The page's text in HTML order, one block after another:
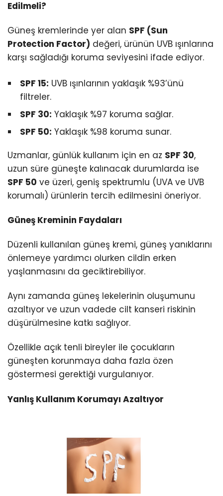
Edilmeli?
Güneş kremlerinde yer alan SPF (Sun
Protection Factor) değeri, ürünün UVB ışınlarına
karşı sağladığı koruma seviyesini ifade ediyor.
SPF 15: UVB ışınlarının yaklaşık %93’ünü
filtreler.
SPF 30: Yaklaşık %97 koruma sağlar.
SPF 50: Yaklaşık %98 koruma sunar.
Uzmanlar, günlük kullanım için en az SPF 30,
uzun süre güneşte kalınacak durumlarda ise
SPF 50 ve üzeri, geniş spektrumlu (UVA ve UVB
korumalı) ürünlerin tercih edilmesini öneriyor.
Güneş Kreminin Faydaları
Düzenli kullanılan güneş kremi, güneş yanıklarını
önlemeye yardımcı olurken cildin erken
yaşlanmasını da geciktirebiliyor.
Aynı zamanda güneş lekelerinin oluşumunu
azaltıyor ve uzun vadede cilt kanseri riskinin
düşürülmesine katkı sağlıyor.
Özellikle açık tenli bireyler ile çocukların
güneşten korunmaya daha fazla özen
göstermesi gerektiği vurgulanıyor.
Yanlış Kullanım Korumayı Azaltıyor